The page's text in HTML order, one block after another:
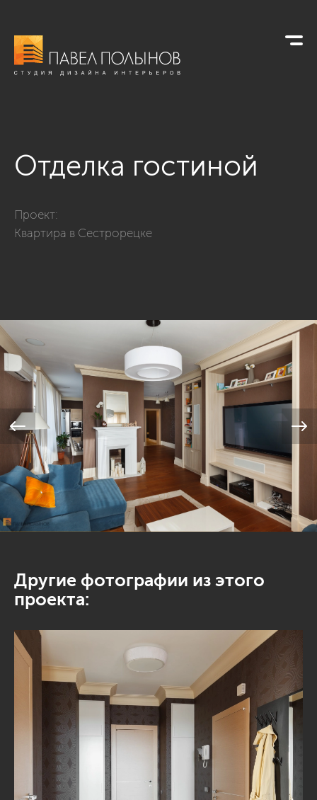
Отделка гостиной
Проект:
Квартира в Сестрорецке
Другие фотографии из этого
проекта: